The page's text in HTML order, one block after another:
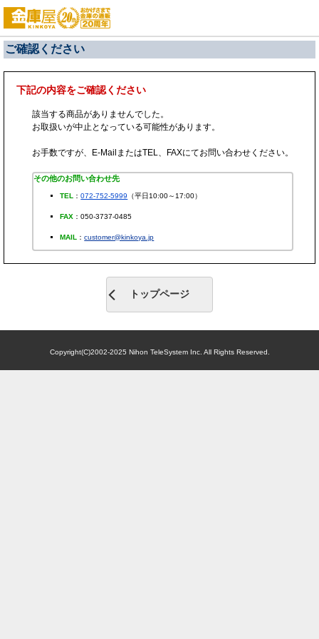
ご確認ください
下記の内容をご確認ください
該当する商品がありませんでした。
お取扱いが中止となっている可能性があります。
お手数ですが、E-MailまたはTEL、FAXにてお問い合わせください。
その他のお問い合わせ先
TEL ：072-752-5999 （平日10:00～17:00）
FAX ：050-3737-0485
MAIL ：customer@kinkoya.jp
Copyright(C)2002-2025 Nihon TeleSystem Inc. All Rights Reserved.